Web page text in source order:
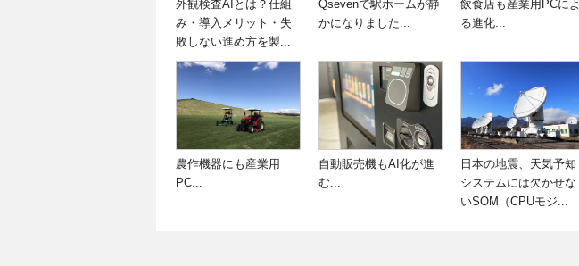
外観検査AIとは？仕組
み・導入メリット・失
敗しない進め方を製...
Qsevenで駅ホームが静
かになりました...
飲食店も産業用PCによ
る進化...
農作機器にも産業用
PC...
自動販売機もAI化が進
む...
日本の地震、天気予知
システムには欠かせな
いSOM（CPUモジ...